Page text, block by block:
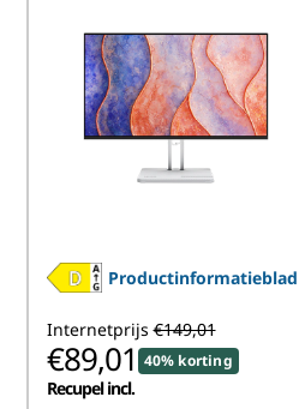
Productinformatieblad
Internetprijs €149,01
€89,01 40% korting
Recupel incl.